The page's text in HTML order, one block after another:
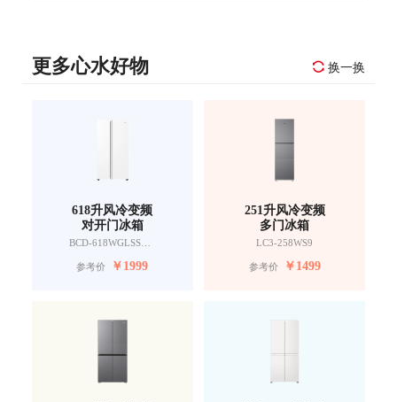
更多心水好物 换一换
618升风冷变频
对开门冰箱
BCD-618WGLSSEDW9
参考价 ￥1999
251升风冷变频
多门冰箱
LC3-258WS9
参考价 ￥1499